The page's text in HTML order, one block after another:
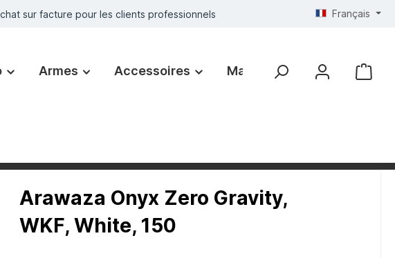
sur facture pour les clients professionnels Français
Armes Accessoires Marques
Arawaza Onyx Zero Gravity,
WKF, White, 150